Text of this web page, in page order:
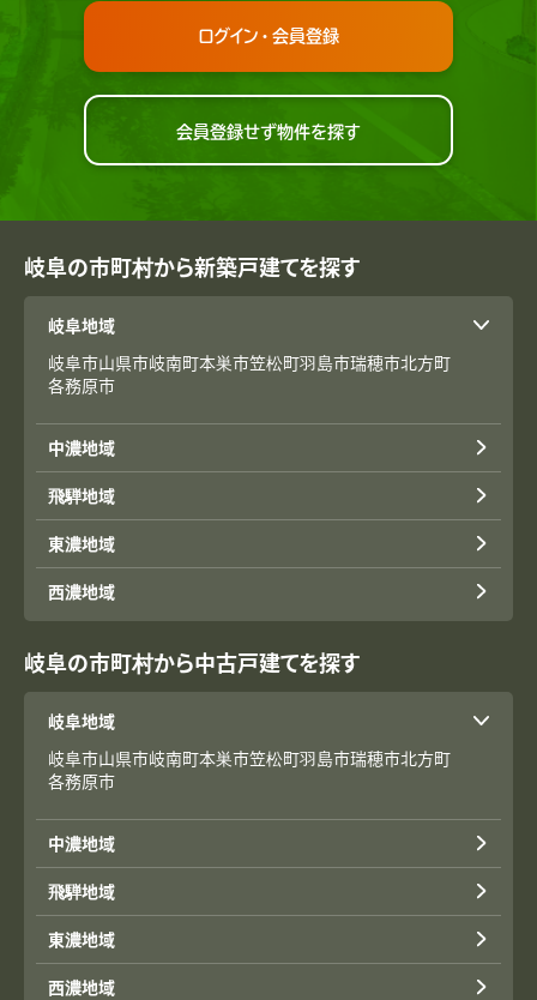
ログイン・会員登録
会員登録せず物件を探す
岐阜の市町村から新築戸建てを探す
岐阜地域
岐阜市山県市岐南町本巣市笠松町羽島市瑞穂市北方町
各務原市
中濃地域
飛騨地域
東濃地域
西濃地域
岐阜の市町村から中古戸建てを探す
岐阜地域
岐阜市山県市岐南町本巣市笠松町羽島市瑞穂市北方町
各務原市
中濃地域
飛騨地域
東濃地域
西濃地域